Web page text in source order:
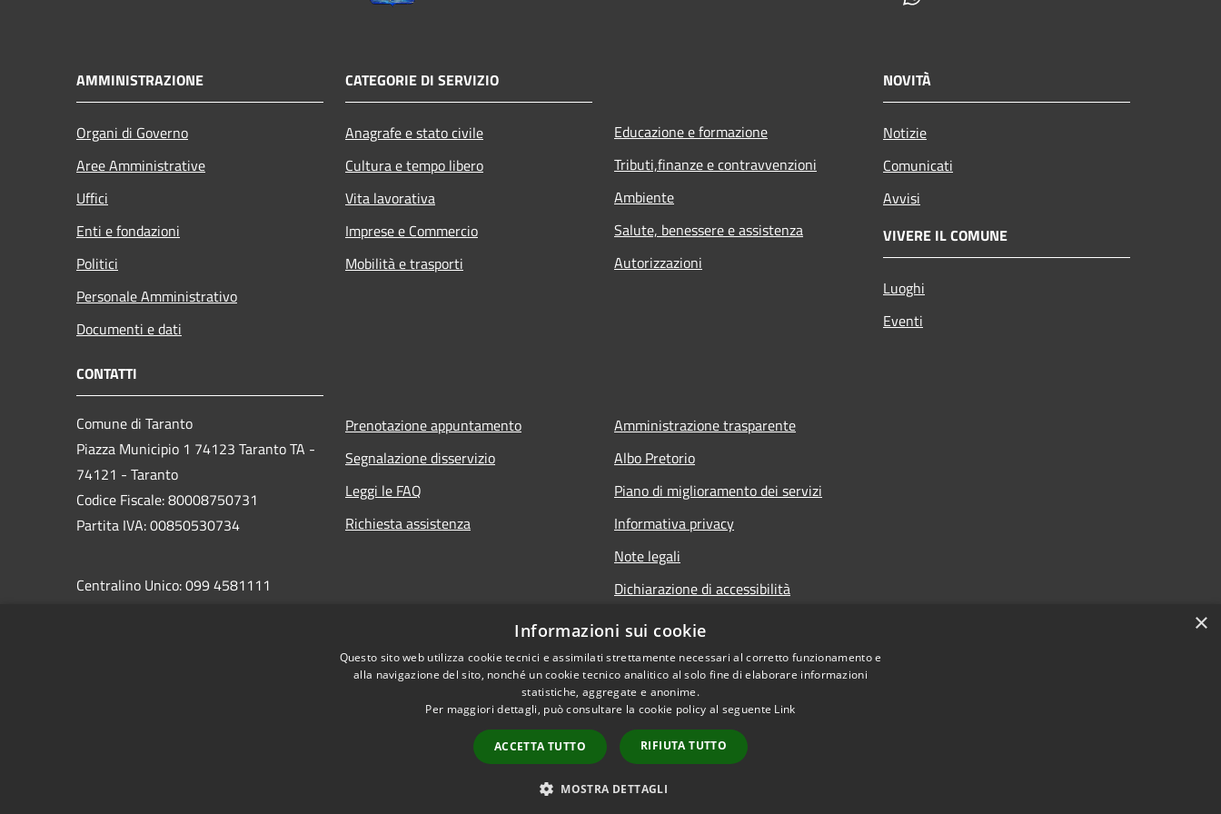
AMMINISTRAZIONE
Organi di Governo
Aree Amministrative
Uffici
Enti e fondazioni
Politici
Personale Amministrativo
Documenti e dati
CATEGORIE DI SERVIZIO
Anagrafe e stato civile
Cultura e tempo libero
Vita lavorativa
Imprese e Commercio
Mobilità e trasporti
Educazione e formazione
Tributi,finanze e contravvenzioni
Ambiente
Salute, benessere e assistenza
Autorizzazioni
NOVITÀ
Notizie
Comunicati
Avvisi
VIVERE IL COMUNE
Luoghi
Eventi
CONTATTI
Comune di Taranto
Piazza Municipio 1 74123 Taranto TA -
74121 - Taranto
Codice Fiscale: 80008750731
Partita IVA: 00850530734
Centralino Unico: 099 4581111
protocollo.comunetaranto@pec.rupar.puglia.it
Prenotazione appuntamento
Segnalazione disservizio
Leggi le FAQ
Richiesta assistenza
Amministrazione trasparente
Albo Pretorio
Piano di miglioramento dei servizi
Informativa privacy
Note legali
Dichiarazione di accessibilità
Informativa sulla videosorveglianza
Copyright © 2026 • Comune di Taranto • Powered by
×
Informazioni sui cookie
Questo sito web utilizza cookie tecnici e assimilati strettamente necessari al corretto funzionamento e
alla navigazione del sito, nonché un cookie tecnico analitico al solo fine di elaborare informazioni
statistiche, aggregate e anonime.
Per maggiori dettagli, può consultare la cookie policy al seguente Link
ACCETTA TUTTO RIFIUTA TUTTO
MOSTRA DETTAGLI